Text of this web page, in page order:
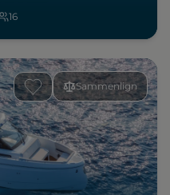
16
Sammenlign